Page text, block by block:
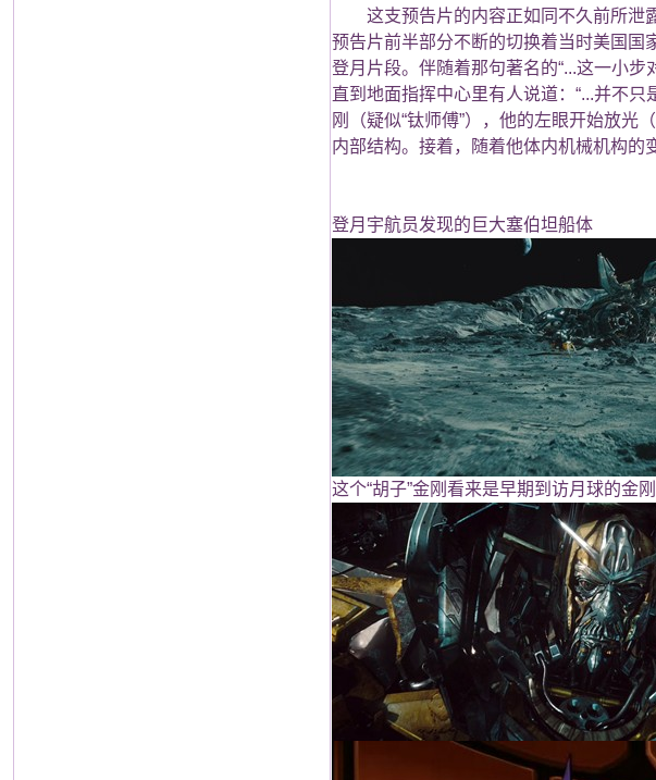
这支预告片的内容正如同不久前所泄露
预告片前半部分不断的切换着当时美国国
登月片段。伴随着那句著名的“...这一小
直到地面指挥中心里有人说道：“...并不
刚（疑似“钛师傅”），他的左眼开始放光
内部结构。接着，随着他体内机械机构的
登月宇航员发现的巨大塞伯坦船体
这个“胡子”金刚看来是早期到访月球的金